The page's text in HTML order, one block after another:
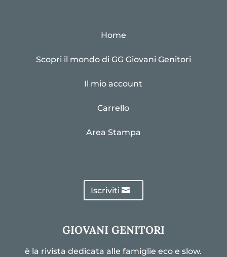
Home
Scopri il mondo di GG Giovani Genitori
Il mio account
Carrello
Area Stampa
Iscriviti
GIOVANI GENITORI
è la rivista dedicata alle famiglie eco e slow.